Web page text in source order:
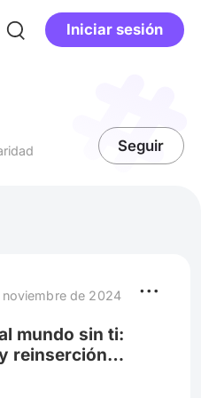
Iniciar sesión
Seguir
noviembre de 2024
mundo sin ti:
reinserción